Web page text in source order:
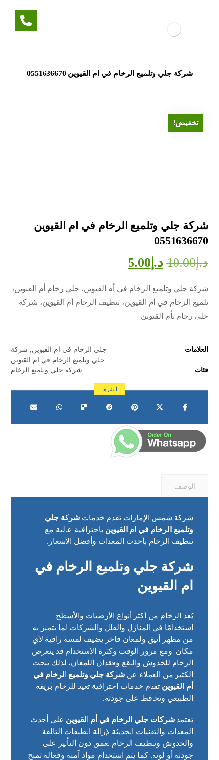
شركة جلي وتلميع الرخام في ام القيوين 0551636670
تخفيض!
شركة جلي وتلميع الرخام في ام القيوين
0551636670
د.إ10.00 د.إ 5.00
شركة جلي وتلميع الرخام في أم القيوين، جلي رخام أم القيوين،
تلميع الرخام في أم القيوين، تنظيف الرخام أم القيوين، شركة
جلي رخام بأم القيوين
العلامات جلي الرخام في ام القيوين, شركة
جلي وتلميع الرخام في ام القيوين
فئات
شركة جلي وتلميع الرخام
الوصف
شركة شمس الإمارات تقدم خدماتشركة جلي
وتلميع الرخام في ام القيوين باحترافية عالية مع
تنظيف الرخام بأحدث المعدات وأفضل الأسعار.
شركة جلي وتلميع الرخام في
ام القيوين
يُعد الرخام من أكثر أنواع الأرضيات والأسطح
استخدامًا في المنازل والفلل والشركات لما يتميز به
من مظهر أنيق ولمعان فاخر يضيف لمسة راقية لأي
مكان. ومع مرور الوقت وكثرة الاستخدام قد يتعرض
الرخام للخدوش والبقع وفقدان اللمعان، لذلك يبحث
الكثير من العملاء عنشركة جلي وتلميع الرخام في
أم القيوين تقدم خدمات احترافية تعيد للرخام بريقه
الطبيعي وتحافظ على جودته.
تعتمدشركات جلي الرخام في أم القيوين على أحدث
المعدات والتقنيات الحديثة لإزالة الطبقات التالفة
والخدوش وتنظيف الرخام بعمق دون التأثير على
جودته أو لونه. كما يتم استخدام مواد آمنة وفعالة تمنح